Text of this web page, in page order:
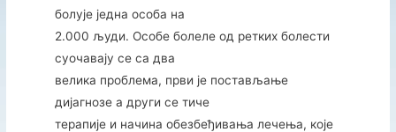
болује једна особа на
2.000 људи. Особе болеле од ретких болести
суочавају се са два
велика проблема, први је постављање
дијагнозе а други се тиче
терапије и начина обезбеђивања лечења, које